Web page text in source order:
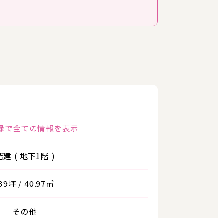
で全ての情報を表示
建 ( 地下1階 )
坪 / 40.97㎡
その他